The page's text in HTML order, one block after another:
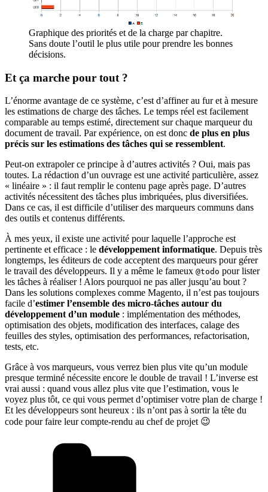
Graphique des priorités et de la charge par chapitre.
Sans doute l’outil le plus utile pour prendre les bonnes
décisions.
Et ça marche pour tout ?
L’énorme avantage de ce système, c’est d’affiner au fur et à mesure
les estimations de charge des tâches. Le temps réel est facilement
comparable au temps estimé, directement sur chaque marqueur du
document de travail. Par expérience, on est donc de plus en plus
précis sur les estimations des tâches qui se ressemblent.
Peut-on extrapoler ce principe à d’autres activités ? Oui, mais pas
toutes. La rédaction d’un ouvrage est une activité particulière, assez
« linéaire » : il faut remplir le contenu page après page. D’autres
activités nécessitent des tâches plus imbriquées, plus diversifiées.
Dans ce cas, il est difficile d’utiliser des marqueurs communs dans
des outils et contenus différents.
À mes yeux, il existe une activité pour laquelle l’approche est
pertinente et efficace : le développement informatique. Depuis très
longtemps, les éditeurs de code acceptent des marqueurs pour gérer
le travail des développeurs. Il y a même le fameux @todo pour lister
les tâches à réaliser ! Alors pourquoi ne pas aller jusqu’au bout ?
Dans les solutions complexes comme Magento, il n’est pas toujours
facile d’estimer l’ensemble des micro-tâches autour du
développement d’un module : implémentation des méthodes,
optimisation des objets, modification des interfaces, calage des
feuilles des styles, optimisation des performances, refactorisation,
tests, etc.
Grâce à vos marqueurs, vous verrez bien plus vite qu’un module
presque terminé nécessite encore le double de travail ! L’inverse est
vrai aussi : quand vous allez plus vite que l’estimation, vous le
voyez plus tôt, ce qui vous permet d’optimiser votre plan de charge !
Et les développeurs sont heureux : ils n’ont pas à sortir la tête du
code pour faire leur compte-rendu au chef de projet 😉